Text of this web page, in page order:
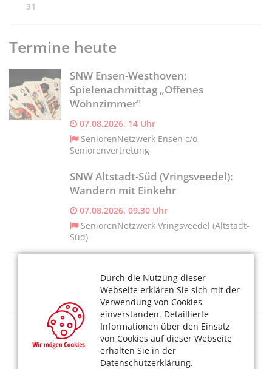
Durch die Nutzung dieser
Webseite erklären Sie sich mit der
Verwendung von Cookies
einverstanden. Detaillierte
Informationen über den Einsatz
von Cookies auf dieser Webseite
erhalten Sie in der
Datenschutzerklärung.
31
Termine heute
SNW Ensen-Westhoven:
Spielenachmittag „Offenes
Wohnzimmer"
07.08.2026, 14 Uhr
SeniorenNetzwerk Ensen c/o
Seniorenvertretung
SNW Altstadt-Süd (Vringsveedel):
Wandern mit Einkehr
07.08.2026, 09.30 Uhr
SeniorenNetzwerk Vringsveedel (Altstadt-
Süd)
07.08.2026, 17 Uhr
Kulturklüngel
SNW Nippes: Singtreff
07.08.2026, 15 Uhr
SeniorenNetzwerk Nippes c/o